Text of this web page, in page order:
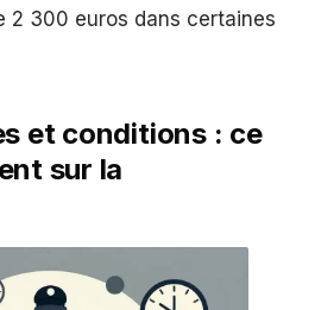
2 300 euros dans certaines
et conditions : ce
sur la